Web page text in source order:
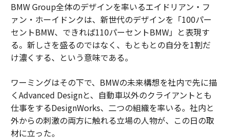
BMW Group全体のデザインを率いるエイドリアン・フ
ァン・ホーイドンクは、新世代のデザインを「100パー
セントBMW、できれば110パーセントBMW」と表現す
る。新しさを盛るのではなく、もともとの自分を1割だ
け濃くする、という意味である。
ワーミングはその下で、BMWの未来構想を社内で先に描
くAdvanced Designと、自動車以外のクライアントとも
仕事をするDesignWorks、二つの組織を率いる。社内と
外からの刺激の両方に触れる立場の人物が、この日の取
材に立った。